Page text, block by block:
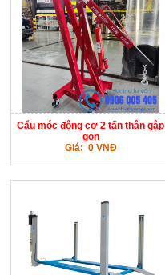
Cẩu móc động cơ 2 tấn thân gập
gọn
Giá: 0 VNĐ